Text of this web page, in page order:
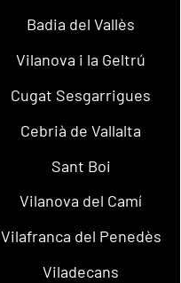
Badia del Vallès
Vilanova i la Geltrú
Cugat Sesgarrigues
Cebrià de Vallalta
Sant Boi
Vilanova del Camí
Vilafranca del Penedès
Viladecans